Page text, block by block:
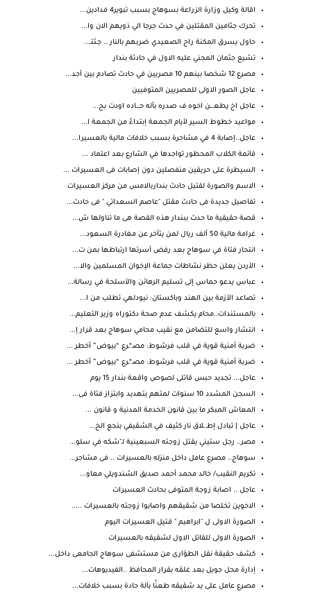
اقالة وكيل وزارة الزراعة بسوهاج بسبب تبوير4 فدادين...
تحرك جثامين المقتلين في حدث جرجا الي ذويهم الان وا...
حاول يسرق المكنة راح الصعيدي ضربهم بالنار .. جـثتـ...
تشيع جثمان المجني عليه الاول في حادثة بندار
مصرع 12 شخصا بينهم 10 مصريين في حادث تصادم بين أجد...
عاجل الصور الاولى للمصريين المتوفيين
عاجل اخ يطعـ.ـن اخوه ف صدره بأله حـ.ـاده اودت بح...
مواعيد خطوط السير لأيام الجمعة إبتداءً من الجمعة ا...
عاجل..إصابة 4 في مشاجرة بسبب خلافات مالية بالعسيرا...
قائمة الكلاب المحظور تواجدها في الشارع بعد اعتماد ...
السيطرة على حريقين منفصلين دون إصابات فى العسيرات ...
الاسم والصورة لقتيل حادث بنداربالامس من مركز العسيرات
تفاصيل جديدة فى حادث مقتل "عاصم السعداتي " فى حادث...
قصة حقيقية ما حدث ببندار هذه القصة هى ما تناولها ش...
غرامة مالية 50 ألف ريال لمن يتأخر عن مغادرة السعود...
انتحار فتاة في سوهاج بعد رفض أسرتها ارتباطها بمن ت...
الأردن يعلن حظر نشاطات جماعة الإخوان المسلمين والا...
عباس يدعو حماس إلى تسليم الرهائن والأسلحة في رسالة...
تصاعد الأزمة بين الهند وباكستان: نيودلهي تطلب من ا...
بالمستندات..محام يكشف عدم صحة دكتوراه وزير التعليم...
انتشار واسع للتضامن مع نقيب محامي سوهاج بعد قرار إ...
ضربة أمنية قوية في قلب فرشوط: مصـ*ـرع “بيوض” أخطر ...
ضربة أمنية قوية في قلب فرشوط: مصـ*ـرع “بيوض” أخطر ...
عاجل... تجديد حبس قاتلى لصوص واقعة بندار 15 يوم
السجن المشدد 10 سنوات لمتهم بتهديد وابتزاز فتاة فى...
المعاش المبكر ما بين قانون الخدمة المدنية و قانون ...
عاجل | تبادل إطـ ـلاق نار كثيف في الشقيفي بنجع الخ...
مصر.. رجل ستيني يقتل زوجته السبعينية لـ"شكه في سلو...
سوهاج.. مصرع عامل داخل منزله بالعسيرات .. فى مشاجر...
تكريم النقيب/ خالد محمد أحمد صديق الشندويلي معاو...
عاجل .. اصابة زوجة المتوفى بحادث العسيرات
الاخوين تخلصا من شقيقهم واصابوا زوجته بالعسيرات .....
الصورة الاولى ل "ابراهيم " قتيل العسيرات اليوم
الصورة الاولى للقاتل الاول لشقيقه بالعسيرات
كشف حقيقة نقل الطؤارى من مستشفى سوهاج الجامعى داخل...
إدارة محل جويل بعد غلقه بقرار المحافظ ..الفيديوهات...
مصرع عامل على يد شقيقه طعنًا بآلة حادة بسبب خلافات...